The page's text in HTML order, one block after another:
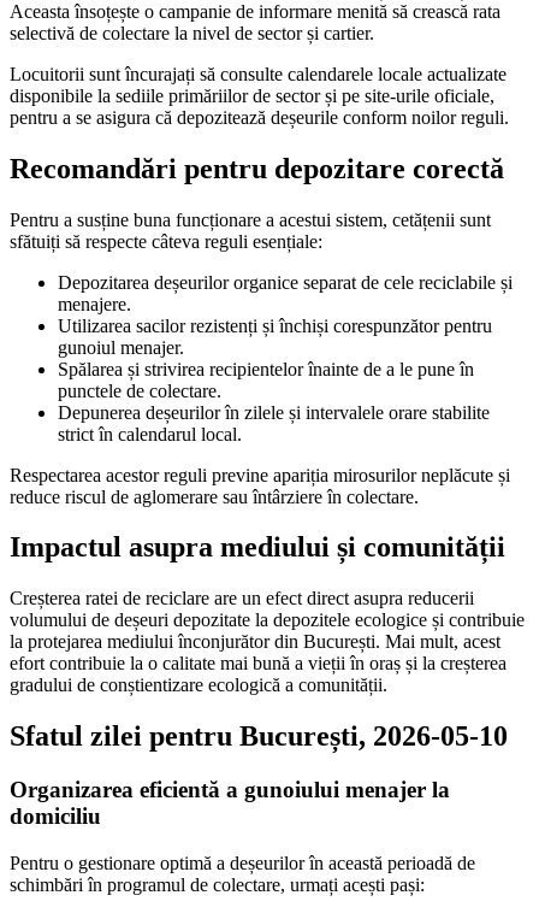
Aceasta însoțește o campanie de informare menită să crească rata
selectivă de colectare la nivel de sector și cartier.
Locuitorii sunt încurajați să consulte calendarele locale actualizate
disponibile la sediile primăriilor de sector și pe site-urile oficiale,
pentru a se asigura că depozitează deșeurile conform noilor reguli.
Recomandări pentru depozitare corectă
Pentru a susține buna funcționare a acestui sistem, cetățenii sunt
sfătuiți să respecte câteva reguli esențiale:
Depozitarea deșeurilor organice separat de cele reciclabile și
menajere.
Utilizarea sacilor rezistenți și închiși corespunzător pentru
gunoiul menajer.
Spălarea și strivirea recipientelor înainte de a le pune în
punctele de colectare.
Depunerea deșeurilor în zilele și intervalele orare stabilite
strict în calendarul local.
Respectarea acestor reguli previne apariția mirosurilor neplăcute și
reduce riscul de aglomerare sau întârziere în colectare.
Impactul asupra mediului și comunității
Creșterea ratei de reciclare are un efect direct asupra reducerii
volumului de deșeuri depozitate la depozitele ecologice și contribuie
la protejarea mediului înconjurător din București. Mai mult, acest
efort contribuie la o calitate mai bună a vieții în oraș și la creșterea
gradului de conștientizare ecologică a comunității.
Sfatul zilei pentru București, 2026-05-10
Organizarea eficientă a gunoiului menajer la
domiciliu
Pentru o gestionare optimă a deșeurilor în această perioadă de
schimbări în programul de colectare, urmați acești pași: